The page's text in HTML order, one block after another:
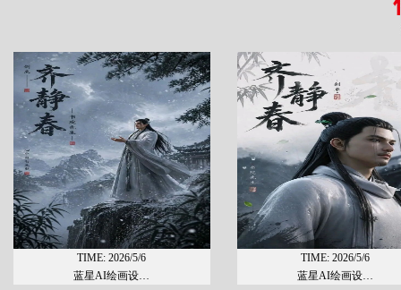
TIME: 2026/5/6
蓝星AI绘画设…
TIME: 2026/5/6
蓝星AI绘画设…